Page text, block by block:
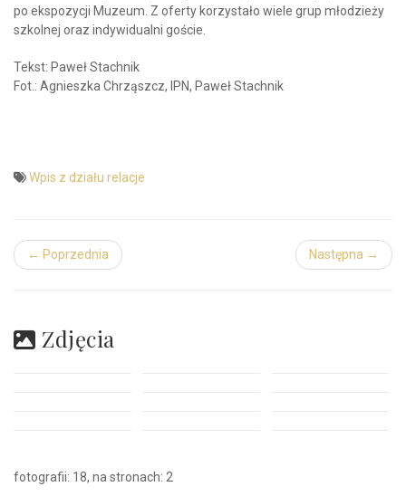
po ekspozycji Muzeum. Z oferty korzystało wiele grup młodzieży
szkolnej oraz indywidualni goście.
Tekst: Paweł Stachnik
Fot.: Agnieszka Chrząszcz, IPN, Paweł Stachnik
Wpis z działu relacje
← Poprzednia Następna →
Zdjęcia
fotografii: 18, na stronach: 2